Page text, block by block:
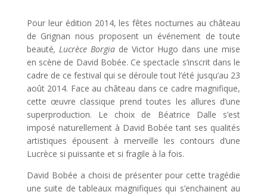
Pour leur édition 2014, les fêtes nocturnes au château
de Grignan nous proposent un événement de toute
beauté, Lucrèce Borgiade Victor Hugo dans une mise
en scène de David Bobée. Ce spectacle s’inscrit dans le
cadre de ce festival qui se déroule tout l’été jusqu’au 23
août 2014. Face au château dans ce cadre magnifique,
cette œuvre classique prend toutes les allures d’une
superproduction. Le choix de Béatrice Dalle s’est
imposé naturellement à David Bobée tant ses qualités
artistiques épousent à merveille les contours d’une
Lucrèce si puissante et si fragile à la fois.
David Bobée a choisi de présenter pour cette tragédie
une suite de tableaux magnifiques qui s’enchainent au